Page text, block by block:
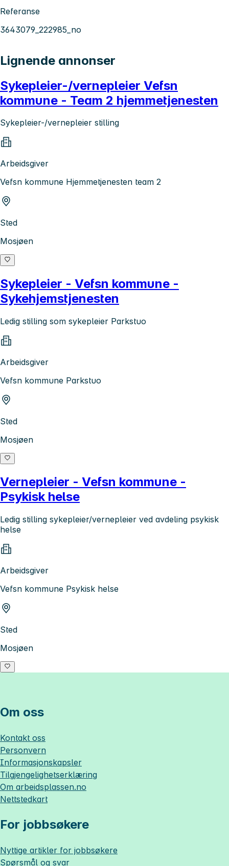
Referanse
3643079_222985_no
Lignende annonser
Sykepleier-/vernepleier Vefsn
kommune - Team 2 hjemmetjenesten
Sykepleier-/vernepleier stilling
Arbeidsgiver
Vefsn kommune Hjemmetjenesten team 2
Sted
Mosjøen
Sykepleier - Vefsn kommune -
Sykehjemstjenesten
Ledig stilling som sykepleier Parkstuo
Arbeidsgiver
Vefsn kommune Parkstuo
Sted
Mosjøen
Vernepleier - Vefsn kommune -
Psykisk helse
Ledig stilling sykepleier/vernepleier ved avdeling psykisk
helse
Arbeidsgiver
Vefsn kommune Psykisk helse
Sted
Mosjøen
Om oss
Kontakt oss
Personvern
Informasjonskapsler
Tilgjengelighetserklæring
Om arbeidsplassen.no
Nettstedkart
For jobbsøkere
Nyttige artikler for jobbsøkere
Spørsmål og svar